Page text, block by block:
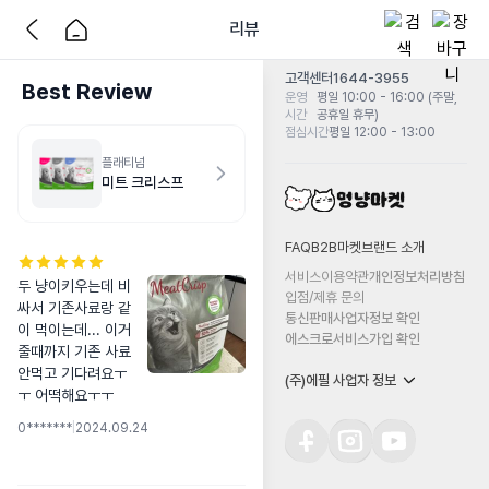
리뷰
Best Review
플래티넘
미트 크리스프
두 냥이키우는데 비
싸서 기존사료랑 같
이 먹이는데... 이거
줄때까지 기존 사료
안먹고 기다려요ㅜ
ㅜ 어떡해요ㅜㅜ
0******* 2024.09.24
고객센터1644-3955
운영
시간
평일 10:00 - 16:00 (주말,
공휴일 휴무)
점심시간평일 12:00 - 13:00
FAQB2B마켓 브랜드 소개
서비스이용약관개인정보처리방침
입점/제휴 문의
통신판매사업자정보 확인
에스크로서비스가입 확인
(주)에필 사업자 정보